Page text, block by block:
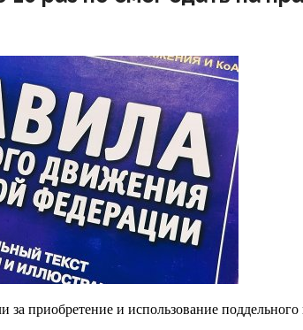
за приобретение и использование поддельного